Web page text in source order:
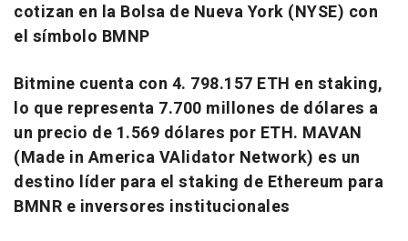
cotizan en la Bolsa de Nueva York (NYSE) con
el símbolo BMNP
Bitmine cuenta con 4. 798.157 ETH en staking,
lo que representa 7.700 millones de dólares a
un precio de 1.569 dólares por ETH. MAVAN
(Made in America VAlidator Network) es un
destino líder para el staking de Ethereum para
BMNR e inversores institucionales